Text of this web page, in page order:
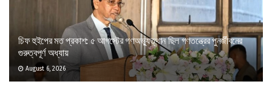
চিফ হুইপের মত প্রকাশ: ৫ আগস্টের গণঅভ্যুত্থান ছিল গণতন্ত্রের পুনর্জীবনের
গুরুত্বপূর্ণ অধ্যায়
August 6, 2026